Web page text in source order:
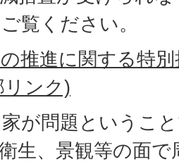
覧ください。
推進に関する特
リンク)
が問題というこ
生、景観等の面